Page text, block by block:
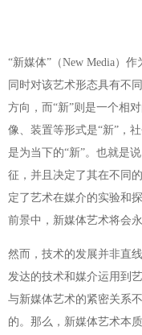
“新媒体”（New Media）
同时对该艺术形态具有不
方向，而“新”则是一个相
像、装置等形式是“新”，
是为当下的“新”。也就是
征，并且决定了其在不同
定了艺术在媒介的实验和
前景中，新媒体艺术将会
然而，技术的发展并非直
发达的技术和媒介运用到
与新媒体艺术的紧密关系
的。那么，新媒体艺术本